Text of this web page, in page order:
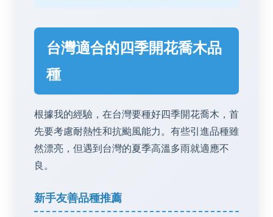
台灣適合的四季開花喬木品
種
根據我的經驗，在台灣要種好四季開花喬木，首
先要考慮耐熱性和抗颱風能力。有些引進品種雖
然漂亮，但遇到台灣的夏季高溫多雨就適應不
良。
新手友善品種推薦